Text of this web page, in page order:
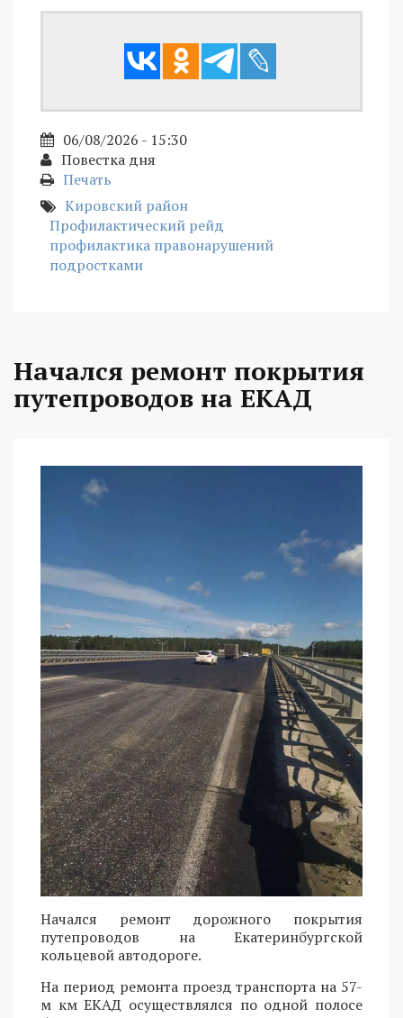
06/08/2026 - 15:30
Повестка дня
Печать
Кировский район
Профилактический рейд
профилактика правонарушений
подростками
Начался ремонт покрытия
путепроводов на ЕКАД
Начался ремонт дорожного покрытия
путепроводов на Екатеринбургской
кольцевой автодороге.
На период ремонта проезд транспорта на 57-
м км ЕКАД осуществлялся по одной полосе